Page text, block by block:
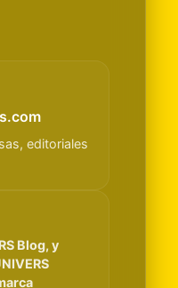
editoriales
Blog, y